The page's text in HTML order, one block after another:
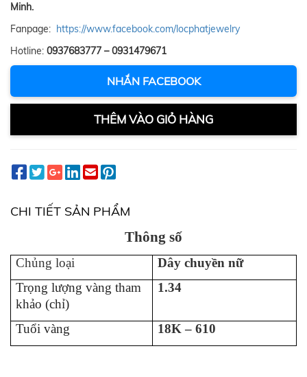
Minh.
Fanpage: https://www.facebook.com/locphatjewelry
Hotline: 0937683777 – 0931479671
NHẮN FACEBOOK
THÊM VÀO GIỎ HÀNG
CHI TIẾT SẢN PHẨM
Thông số
Chủng loại
Dây chuyền nữ
Trọng lượng vàng tham
khảo (chỉ)
1.34
Tuổi vàng 18K – 610